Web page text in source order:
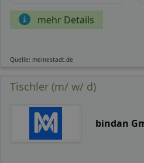
mehr Details
Quelle: meinestadt.de
Tischler (m/ w/ d)
bindan